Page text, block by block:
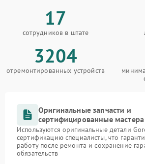
17
сотрудников в штате
3204
отремонтированных устройств
Оригинальные запчасти и
сертифицированные мастера
Используются оригинальные детали
сертификацию специалисты, что
работу после ремонта и сохранение
обязательств